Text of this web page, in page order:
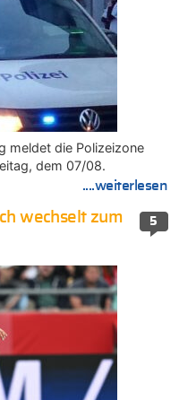
meldet die Polizeizone
dem 07/08.
....weiterlesen
5
wechselt zum